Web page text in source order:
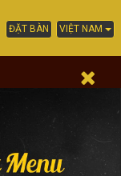
VIỆT NAM
ĐẶT BÀN